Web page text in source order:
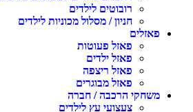
רובוטים לילדים
חניון / מסלול מכוניות לילדים
פאזל פעוטות
פאזל ילדים
פאזל ריצפה
פאזל מבוגרים
הרכבה / חברה
צעצועי עץ לילדים